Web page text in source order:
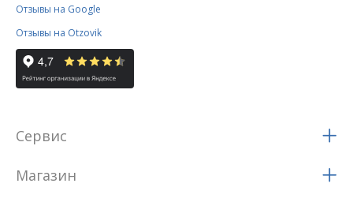
Отзывы на Google
Отзывы на Otzovik
Сервис
Магазин